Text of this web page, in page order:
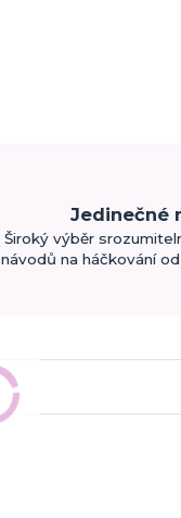
Jedinečné
Široký výběr
návodů na háčkování